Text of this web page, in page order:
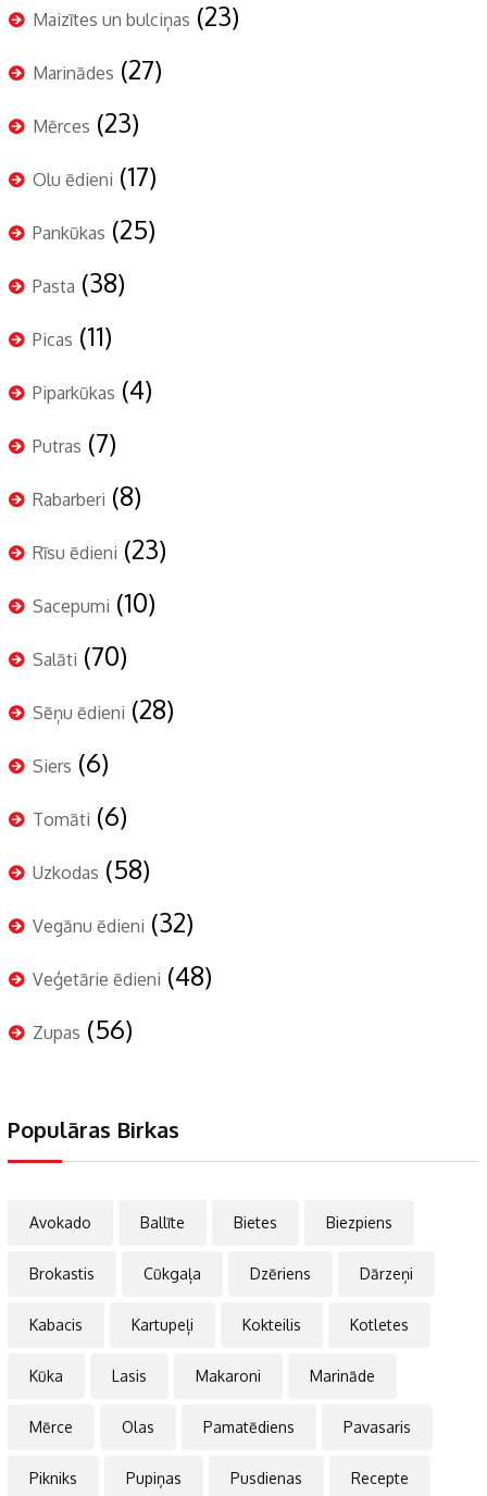
Maizītes un bulciņas (23)
Marinādes (27)
Mērces (23)
Olu ēdieni (17)
Pankūkas (25)
Pasta (38)
Picas (11)
Piparkūkas (4)
Putras (7)
Rabarberi (8)
Rīsu ēdieni (23)
Sacepumi (10)
Salāti (70)
Sēņu ēdieni (28)
Siers (6)
Tomāti (6)
Uzkodas (58)
Vegānu ēdieni (32)
Veģetārie ēdieni (48)
Zupas (56)
Populāras Birkas
Avokado Ballīte Bietes Biezpiens
Brokastis Cūkgaļa Dzēriens Dārzeņi
Kabacis Kartupeļi Kokteilis Kotletes
Kūka Lasis Makaroni Marināde
Mērce Olas Pamatēdiens Pavasaris
Pikniks Pupiņas Pusdienas Recepte